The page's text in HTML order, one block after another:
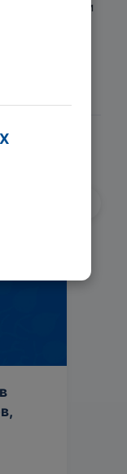
проявлениям